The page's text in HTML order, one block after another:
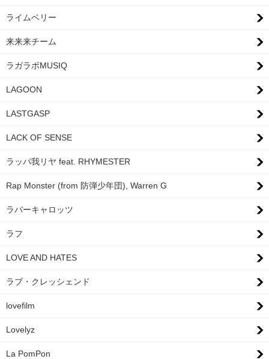
ライムベリー
来来来チーム
ラガラボMUSIQ
LAGOON
LASTGASP
LACK OF SENSE
ラッパ我リヤ feat. RHYMESTER
Rap Monster (from 防弾少年団), Warren G
ラバーキャロッツ
ラフ
LOVE AND HATES
ラブ・クレッシェンド
lovefilm
Lovelyz
La PomPon